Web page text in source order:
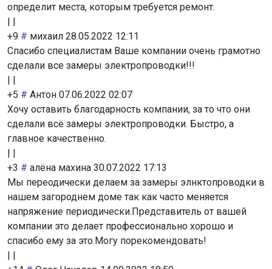
определит места, которым требуется ремонт.
| |
+9 # михаил 28.05.2022 12:11
Спасибо специалистам Ваше компании очень грамотно
сделали все замеры электропроводки!!!
| |
+5 # Антон 07.06.2022 02:07
Хочу оставить благодарность компании, за то что они
сделали всё замеры электропроводки. Быстро, а
главное качественно.
| |
+3 # алёна махина 30.07.2022 17:13
Мы переодически делаем за замеры элнктопроводки в
нашем загороднем доме так как часто меняется
напряжение периодически.Представитель от вашей
компании это делает профессионально хорошо и
спасибо ему за это.Могу порекомендовать!
| |